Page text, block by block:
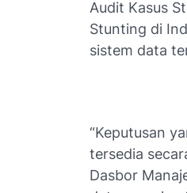
Audit Kasus
Stunting di
sistem data
“Keputusan
tersedia
Dasbor